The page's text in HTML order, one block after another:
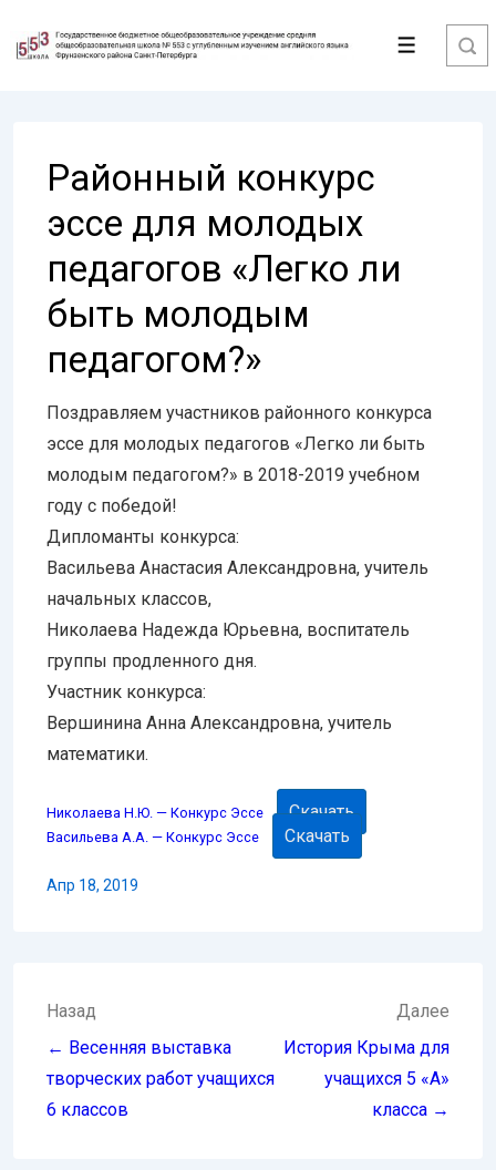
Перейти
Меню
Районный конкурс
эссе для молодых
педагогов «Легко ли
быть молодым
педагогом?»
Поздравляем участников районного конкурса
эссе для молодых педагогов «Легко ли быть
молодым педагогом?» в 2018-2019 учебном
году с победой!
Дипломанты конкурса:
Васильева Анастасия Александровна, учитель
начальных классов,
Николаева Надежда Юрьевна, воспитатель
группы продленного дня.
Участник конкурса:
Вершинина Анна Александровна, учитель
математики.
Николаева Н.Ю. — Конкурс Эссе Скачать
Васильева А.А. — Конкурс Эссе Скачать
Апр 18, 2019
Навигация
по
записям
Назад
← Весенняя выставка
творческих работ учащихся
6 классов
Далее
История Крыма для
учащихся 5 «А»
класса →